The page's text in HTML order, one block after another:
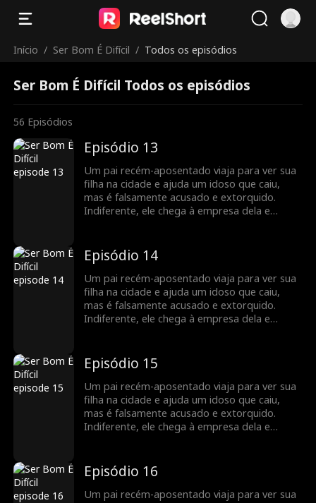
Início / Ser Bom É Difícil / Todos os episódios
Ser Bom É Difícil Todos os episódios
56 Episódios
Episódio 13
Um pai recém-aposentado viaja para ver sua
filha na cidade e ajuda um idoso que caiu,
mas é falsamente acusado e extorquido.
Indiferente, ele chega à empresa dela e
dela se unem para defendê-lo. A filha limpa o
nome dele, e os dois compartilham uma
reunião emocionante, valorizando o vínculo
familiar restaurado.
Episódio 14
Um pai recém-aposentado viaja para ver sua
filha na cidade e ajuda um idoso que caiu,
mas é falsamente acusado e extorquido.
Indiferente, ele chega à empresa dela e
dela se unem para defendê-lo. A filha limpa o
nome dele, e os dois compartilham uma
reunião emocionante, valorizando o vínculo
familiar restaurado.
Episódio 15
Um pai recém-aposentado viaja para ver sua
filha na cidade e ajuda um idoso que caiu,
mas é falsamente acusado e extorquido.
Indiferente, ele chega à empresa dela e
dela se unem para defendê-lo. A filha limpa o
nome dele, e os dois compartilham uma
reunião emocionante, valorizando o vínculo
Episódio 16
Um pai recém-aposentado viaja para ver sua